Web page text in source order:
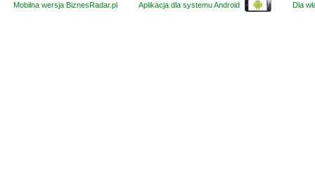
Mobilna wersja BiznesRadar.pl
Aplikacja dla systemu Android Dla